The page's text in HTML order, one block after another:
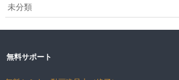
未分類
無料サポート